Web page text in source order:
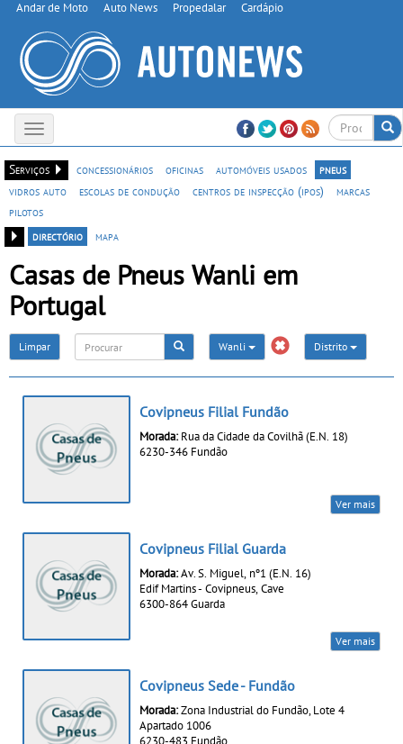
Andar de Moto Auto News Propedalar Cardápio
Toggle
navigation
Serviços
concessionários oficinas automóveis usados
pneus
vidros auto
escolas de condução centros de inspecção (ipos)
marcas
pilotos
directório
mapa
Casas de Pneus Wanli em
Portugal
Limpar Wanli Distrito
Covipneus Filial Fundão
Morada: Rua da Cidade da Covilhã (E.N. 18)
6230-346 Fundão
Ver mais
Covipneus Filial Guarda
Morada:Av. S. Miguel, nº1 (E.N. 16)
Edif Martins - Covipneus, Cave
6300-864 Guarda
Ver mais
Covipneus Sede - Fundão
Morada:Zona Industrial do Fundão, Lote 4
Apartado 1006
6230-483 Fundão